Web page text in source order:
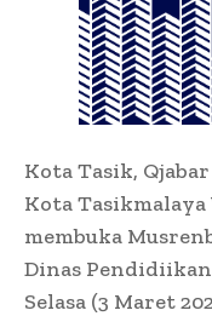
Kota Tasik,
Kota
membuka
Dinas
Selasa (3 Maret